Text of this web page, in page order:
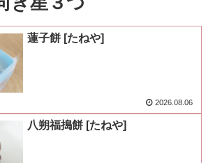
蓮子餅 [たねや]
2026.08.06
八朔福搗餅 [たねや]